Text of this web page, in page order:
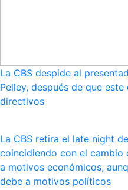
La CBS despide al
Pelley, después de que
directivos
La CBS retira el late night
coincidiendo con el
a motivos económicos,
debe a motivos políticos